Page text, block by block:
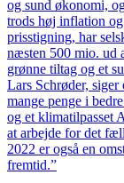
og sund økonomi,
trods høj inflation
prisstigning, har
næsten 500 mio. ud
grønne tiltag og et
Lars Schrøder, siger
mange penge i
og et klimatilpasset
at arbejde for det
2022 er også en
fremtid.”